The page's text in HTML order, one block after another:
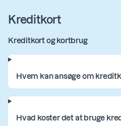
Kreditkort
Kreditkort og kortbrug
Hvem kan ansøge om
Hvad koster det at bruge